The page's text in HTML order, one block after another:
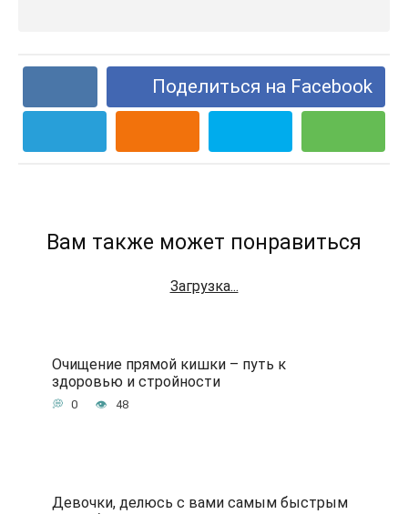
Поделиться на Facebook
Вам также может понравиться
Загрузка...
Очищение прямой кишки – путь к
здоровью и стройности
0 48
Девочки, делюсь с вами самым быстрым